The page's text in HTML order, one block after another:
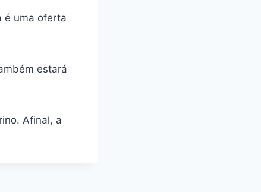
é uma oferta
estará
Afinal, a